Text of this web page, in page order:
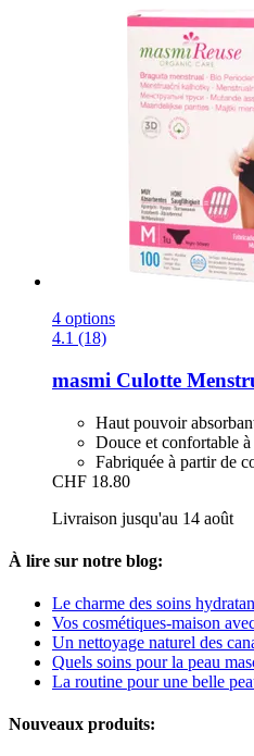
4 options
4.1 (18)
masmi Culotte
Haut pouvoir
Douce et confortable
Fabriquée à partir de
CHF 18.80
Livraison jusqu'au 14 août
À lire sur notre blog:
Le charme des soins
Vos cosmétiques-maison
Un nettoyage naturel des
Quels soins pour la peau
La routine pour une belle
Nouveaux produits: